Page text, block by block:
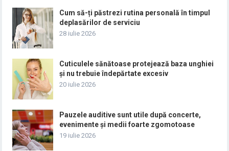
Cum să-ți păstrezi rutina personală în timpul
deplasărilor de serviciu
28 iulie 2026
Cuticulele sănătoase protejează baza unghiei
și nu trebuie îndepărtate excesiv
20 iulie 2026
Pauzele auditive sunt utile după concerte,
evenimente și medii foarte zgomotoase
19 iulie 2026